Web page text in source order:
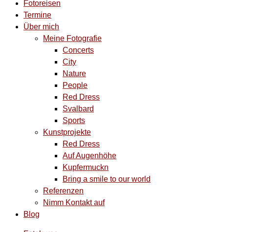
Fotoreisen
Termine
Über mich
Meine Fotografie
Concerts
City
Nature
People
Red Dress
Svalbard
Sports
Kunstprojekte
Red Dress
Auf Augenhöhe
Kupfermuckn
Bring a smile to our world
Referenzen
Nimm Kontakt auf
Blog